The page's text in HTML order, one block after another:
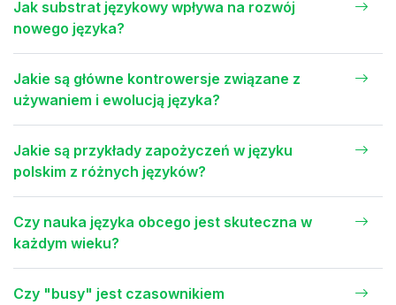
Jak substrat językowy wpływa na rozwój
nowego języka?
Jakie są główne kontrowersje związane z
używaniem i ewolucją języka?
Jakie są przykłady zapożyczeń w języku
polskim z różnych języków?
Czy nauka języka obcego jest skuteczna w
każdym wieku?
Czy "busy" jest czasownikiem